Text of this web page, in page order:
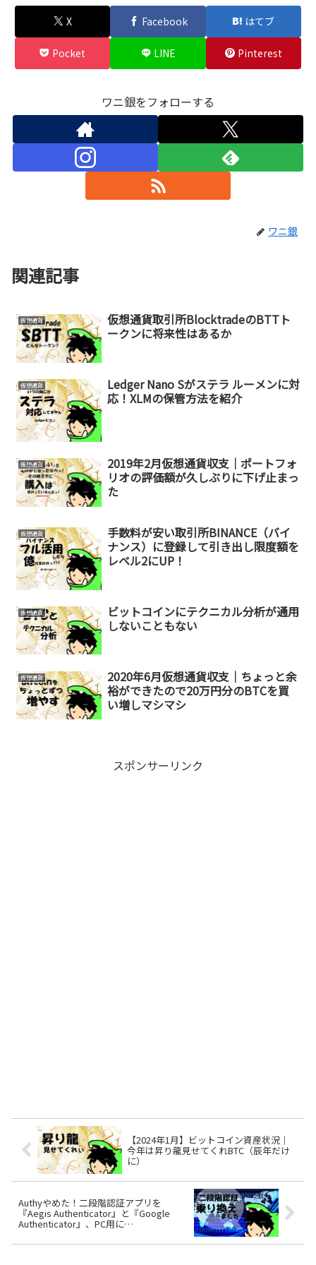
X Facebook はてブ
Pocket LINE Pinterest
ワニ銀をフォローする
ワニ銀
関連記事
仮想通貨
仮想通貨取引所BlocktradeのBTTト
ークンに将来性はあるか
仮想通貨
Ledger Nano Sがステラ ルーメンに対
応！XLMの保管方法を紹介
仮想通貨
2019年2月仮想通貨収支｜ポートフォ
リオの評価額が久しぶりに下げ止まっ
た
仮想通貨
手数料が安い取引所BINANCE（バイ
ナンス）に登録して引き出し限度額を
レベル2にUP！
仮想通貨
ビットコインにテクニカル分析が通用
しないこともない
仮想通貨
2020年6月仮想通貨収支｜ちょっと余
裕ができたので20万円分のBTCを買
い増しマシマシ
スポンサーリンク
【2024年1月】ビットコイン資産状況｜
今年は昇り龍見せてくれBTC（辰年だけ
に）
Authyやめた！二段階認証アプリを
『Aegis Authenticator』と『Google
Authenticator』、PC用に